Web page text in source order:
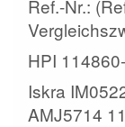
Ref.-Nr.:
HPI
Iskra
AMJ5714